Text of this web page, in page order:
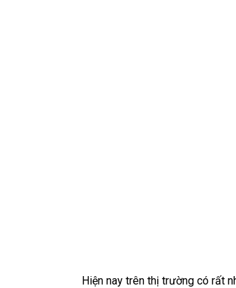
Hiện nay trên thị trường có rất